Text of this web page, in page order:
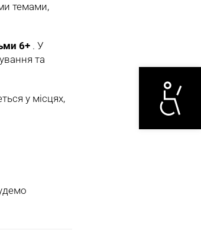
Otwórz
темами,
6+ . У
та
у місцях,